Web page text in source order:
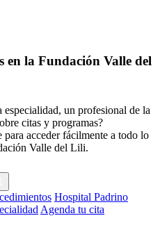
en la Fundación Valle del
un profesional de la
citas y programas?
acceder fácilmente a todo lo
Valle del Lili.
Hospital Padrino
Agenda tu cita